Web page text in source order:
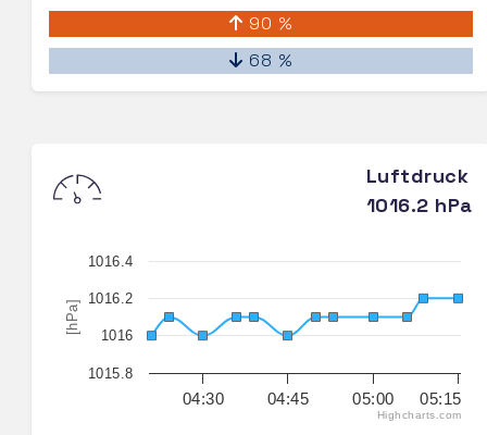
90 %
68 %
Luftdruck
1016.2 hPa
[hPa]
04:30 04:45 05:00 05:15
1015.8
1016
1016.2
1016.4
Highcharts.com